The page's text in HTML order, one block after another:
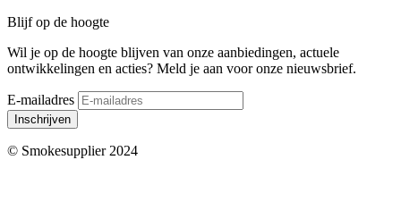
Blijf op de hoogte
Wil je op de hoogte blijven van onze aanbiedingen, actuele
ontwikkelingen en acties? Meld je aan voor onze nieuwsbrief.
E-mailadres
Inschrijven
© Smokesupplier 2024